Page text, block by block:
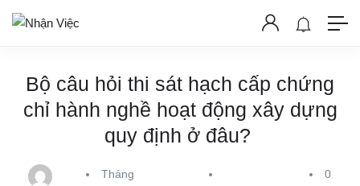
Bộ câu hỏi thi sát hạch cấp chứng
chỉ hành nghề hoạt động xây dựng
quy định ở đâu?
Tháng
0